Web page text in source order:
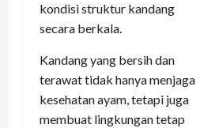
kondisi struktur kandang
secara berkala.
Kandang yang bersih dan
terawat tidak hanya menjaga
kesehatan ayam, tetapi juga
membuat lingkungan tetap